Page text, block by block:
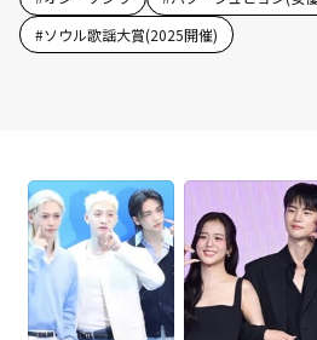
#ソウル歌謡大賞(2025開催)